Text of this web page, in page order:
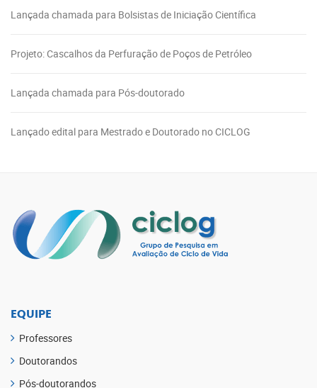
Lançada chamada para Bolsistas de Iniciação Científica
Projeto: Cascalhos da Perfuração de Poços de Petróleo
Lançada chamada para Pós-doutorado
Lançado edital para Mestrado e Doutorado no CICLOG
EQUIPE
Professores
Doutorandos
Pós-doutorandos